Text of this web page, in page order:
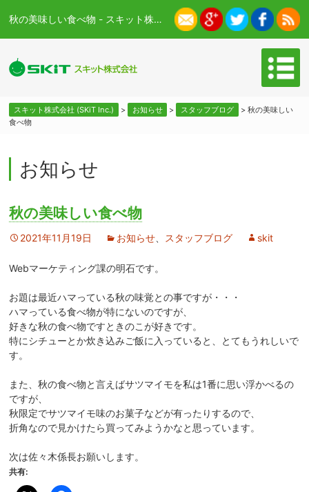
秋の美味しい食べ物 - スキット株式会社 (SKiT Inc.)
スキット株式会社 (SKiT Inc.) > お知らせ > スタッフブログ > 秋の美味しい
食べ物
お知らせ
秋の美味しい食べ物
2021年11月19日 お知らせ スタッフブログ skit
Webマーケティング課の明石です。
お題は最近ハマっている秋の味覚との事ですが・・・
ハマっている食べ物が特にないのですが、
好きな秋の食べ物ですときのこが好きです。
特にシチューとか炊き込みご飯に入っていると、とてもうれしいで
す。
また、秋の食べ物と言えばサツマイモを私は1番に思い浮かべるの
ですが、
秋限定でサツマイモ味のお菓子などが有ったりするので、
折角なので見かけたら買ってみようかなと思っています。
次は佐々木係長お願いします。
共有: